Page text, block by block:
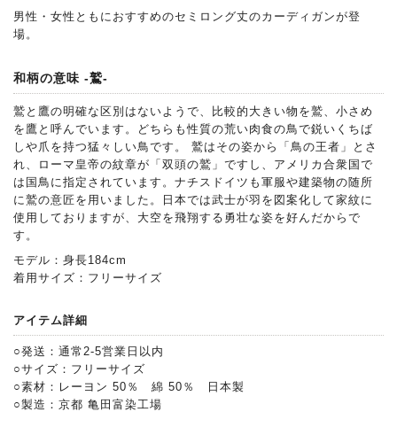
男性・女性ともにおすすめのセミロング丈のカーディガンが登
場。
和柄の意味 -鷲-
鷲と鷹の明確な区別はないようで、比較的大きい物を鷲、小さめ
を鷹と呼んでいます。どちらも性質の荒い肉食の鳥で鋭いくちば
しや爪を持つ猛々しい鳥です。 鷲はその姿から「鳥の王者」とさ
れ、ローマ皇帝の紋章が「双頭の鷲」ですし、アメリカ合衆国で
は国鳥に指定されています。ナチスドイツも軍服や建築物の随所
に鷲の意匠を用いました。日本では武士が羽を図案化して家紋に
使用しておりますが、大空を飛翔する勇壮な姿を好んだからで
す。
モデル：身長184cm
着用サイズ：フリーサイズ
アイテム詳細
○発送：通常2-5営業日以内
○サイズ：フリーサイズ
○素材：レーヨン 50％ 綿 50％ 日本製
○製造：京都 亀田富染工場